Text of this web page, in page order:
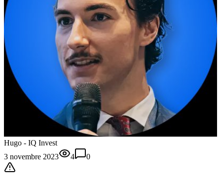
Hugo - IQ Invest
3 novembre 2023
4 0